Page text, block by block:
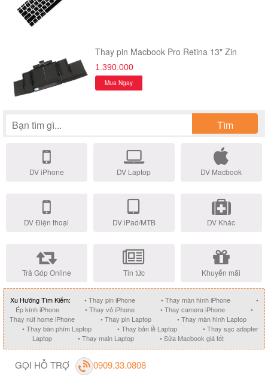
Thay pin Macbook Pro Retina 13" Zin
1.390.000
Mua Ngay
Tìm
DV iPhone DV Laptop DV Macbook
DV Điện thoại DV iPad/MTB DV Khác
Trả Góp Online Tin tức Khuyến mãi
Xu Hướng Tìm Kiếm: • Thay pin iPhone • Thay màn hình iPhone
•
Ép kính iPhone
• Thay vỏ iPhone • Thay camera iPhone
•
Thay nút home iPhone
• Thay pin Laptop
• Thay màn hình Laptop
• Thay bàn phím Laptop
• Thay bản lề Laptop
• Thay sạc adapter
Laptop
• Thay main Laptop • Sửa Macbook giá tốt
GỌI HỖ TRỢ 0909.33.0808